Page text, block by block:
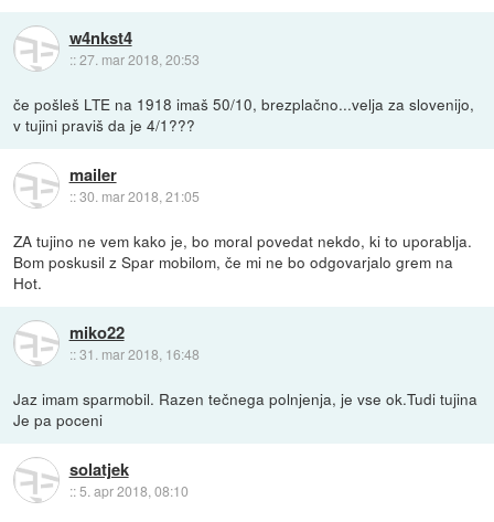
w4nkst4
::27. mar 2018, 20:53
če pošleš LTE na 1918 imaš 50/10, brezplačno...velja za slovenijo,
v tujini praviš da je 4/1???
mailer
::30. mar 2018, 21:05
ZA tujino ne vem kako je, bo moral povedat nekdo, ki to uporablja.
Bom poskusil z Spar mobilom, če mi ne bo odgovarjalo grem na
Hot.
miko22
::31. mar 2018, 16:48
Jaz imam sparmobil. Razen tečnega polnjenja, je vse ok.Tudi tujina
Je pa poceni
solatjek
::5. apr 2018, 08:10